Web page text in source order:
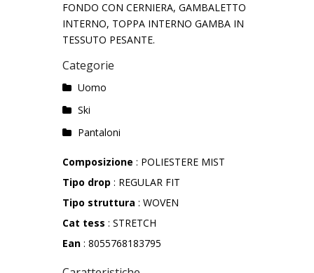
FONDO CON CERNIERA, GAMBALETTO
INTERNO, TOPPA INTERNO GAMBA IN
TESSUTO PESANTE.
Categorie
Uomo
Ski
Pantaloni
Composizione : POLIESTERE MIST
Tipo drop : REGULAR FIT
Tipo struttura : WOVEN
Cat tess : STRETCH
Ean : 8055768183795